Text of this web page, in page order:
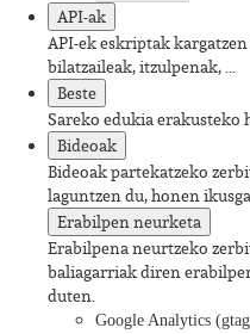
API-ak
API-ek eskriptak
bilatzaileak, itzulpenak, ...
Beste
Sareko edukia erakusteko
Bideoak
Bideoak partekatzeko
laguntzen du, honen
Erabilpen neurketa
Erabilpena neurtzeko
baliagarriak diren
duten.
Google Analytics